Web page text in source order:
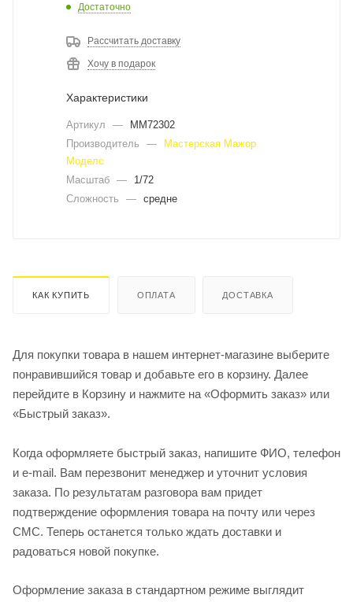
Достаточно
Рассчитать доставку
Хочу в подарок
Характеристики
Артикул —
MM72302
Производитель
—
Мастерская Мажор
Моделс
Масштаб —
1/72
Сложность
— средне
КАК КУПИТЬ ОПЛАТА ДОСТАВКА
Для покупки товара в нашем интернет-магазине выберите
понравившийся товар и добавьте его в корзину. Далее
перейдите в Корзину и нажмите на «Оформить заказ» или
«Быстрый заказ».
Когда оформляете быстрый заказ, напишите ФИО, телефон
и e-mail. Вам перезвонит менеджер и уточнит условия
заказа. По результатам разговора вам придет
подтверждение оформления товара на почту или через
СМС. Теперь останется только ждать доставки и
радоваться новой покупке.
Оформление заказа в стандартном режиме выглядит